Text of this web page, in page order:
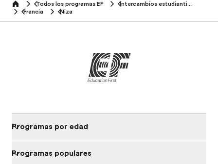
home Todos los programas EF
Intercambios estudiantiles
Francia
Niza
Programas por edad
Programas populares